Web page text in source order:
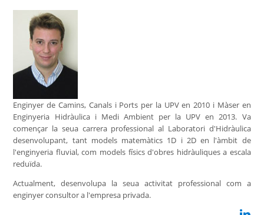
Enginyer de Camins, Canals i Ports per la UPV en 2010 i Màser en
Enginyeria Hidràulica i Medi Ambient per la UPV en 2013. Va
començar la seua carrera professional al Laboratori d'Hidràulica
desenvolupant, tant models matemàtics 1D i 2D en l'àmbit de
l'enginyeria fluvial, com models físics d'obres hidràuliques a escala
reduïda.
Actualment, desenvolupa la seua activitat professional com a
enginyer consultor a l'empresa privada.